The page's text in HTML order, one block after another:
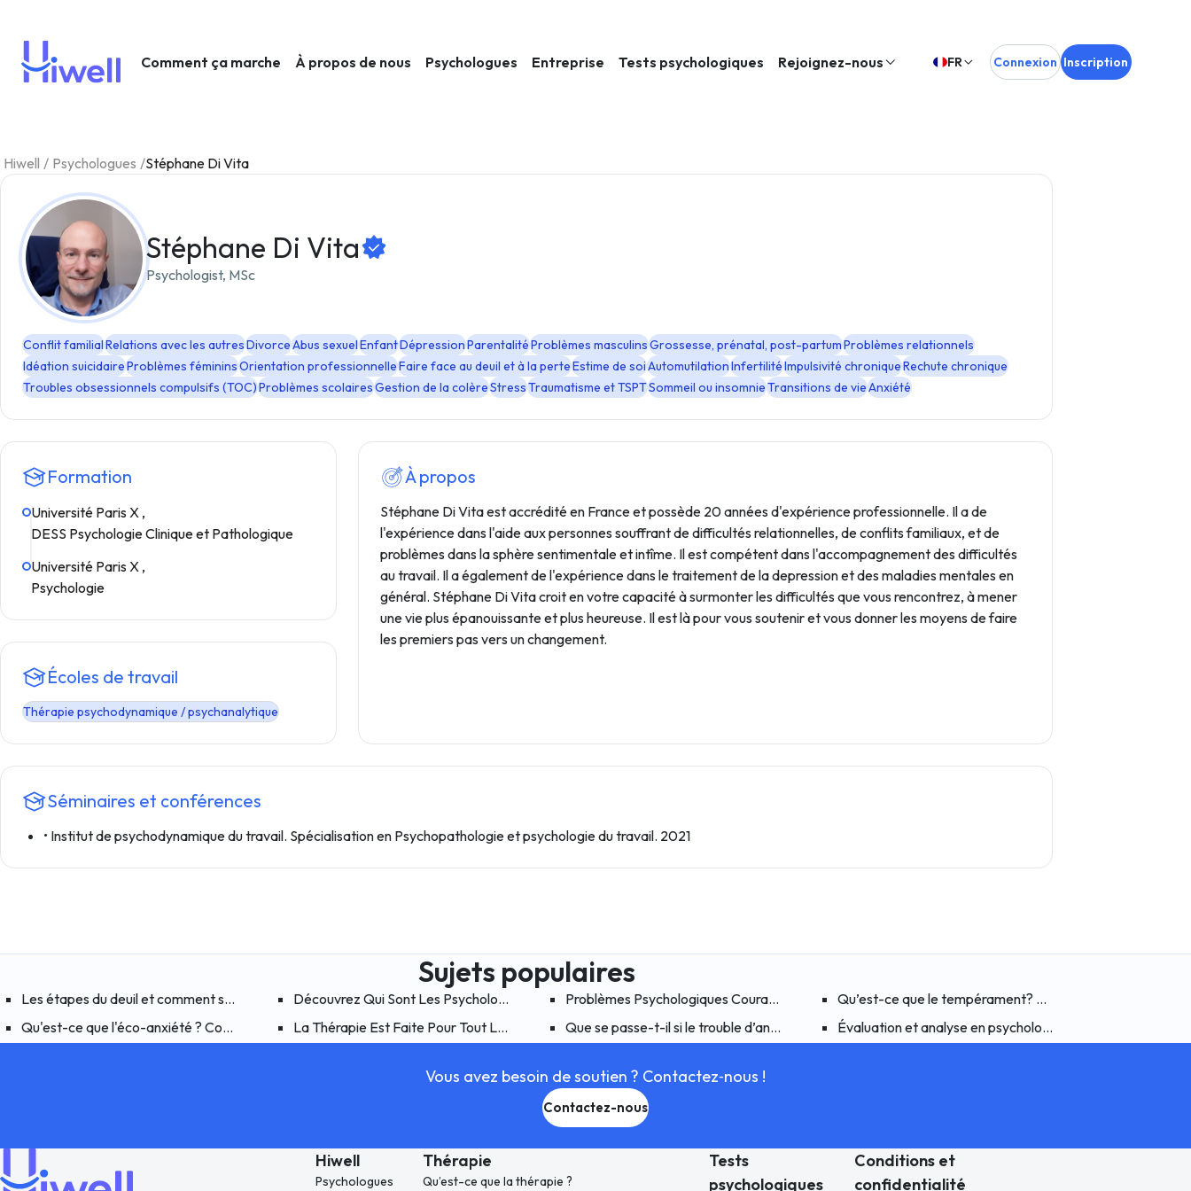
Comment ça marche À propos de nous Psychologues Entreprise Tests psychologiques Rejoignez-nous FR Connexion Inscription
Hiwell / Psychologues /Stéphane Di Vita
Stéphane Di Vita
Psychologist, MSc
Conflit familialRelations avec les autresDivorceAbus sexuelEnfantDépressionParentalitéProblèmes masculinsGrossesse, prénatal, post-partumProblèmes relationnels
Idéation suicidaireProblèmes fémininsOrientation professionnelleFaire face au deuil et à la perteEstime de soiAutomutilationInfertilitéImpulsivité chroniqueRechute chronique
Troubles obsessionnels compulsifs (TOC)Problèmes scolairesGestion de la colèreStressTraumatisme et TSPTSommeil ou insomnieTransitions de vieAnxiété
Formation
Université Paris X ,
DESS Psychologie Clinique et Pathologique
Université Paris X ,
Psychologie
À propos
Stéphane Di Vita est accrédité en France et possède 20 années d'expérience professionnelle. Il a de
l'expérience dans l'aide aux personnes souffrant de difficultés relationnelles, de conflits familiaux, et de
problèmes dans la sphère sentimentale et intîme. Il est compétent dans l'accompagnement des difficultés
au travail. Il a également de l'expérience dans le traitement de la depression et des maladies mentales en
général. Stéphane Di Vita croit en votre capacité à surmonter les difficultés que vous rencontrez, à mener
une vie plus épanouissante et plus heureuse. Il est là pour vous soutenir et vous donner les moyens de faire
les premiers pas vers un changement.
Écoles de travail
Thérapie psychodynamique / psychanalytique
Séminaires et conférences
• Institut de psychodynamique du travail. Spécialisation en Psychopathologie et psychologie du travail. 2021
Sujets populaires
Les étapes du deuil et comment surmonter un deuil traumatique
Qu'est-ce que l'éco-anxiété ? Comment faire face à la peur du changement climatique ?
Découvrez Qui Sont Les Psychologues Qui Travaillent Chez Hiwell : Que Font Les Psychologues Cliniciens ?
La Thérapie Est Faite Pour Tout Le Monde
Problèmes Psychologiques Courants Chez Les Enfants Et Les Adolescents
Que se passe-t-il si le trouble d’anxiété généralisée n’est pas traité? Voici des façons de surmonter le
Qu’est-ce que le tempérament? Comment les schémas
Évaluation et analyse en psychologie: les tests
Vous avez besoin de soutien ? Contactez‑nous !
Contactez-nous
Hiwell
Psychologues
Thérapie
Qu’est-ce que la thérapie ?
Tests
psychologiques
Conditions et
confidentialité